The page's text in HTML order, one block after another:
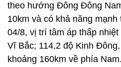
theo hướng Đông Đông
10km và có khả năng
04/8, vị trí tâm áp thấp
Vĩ Bắc; 114,2 độ Kinh
khoảng 160km về phía